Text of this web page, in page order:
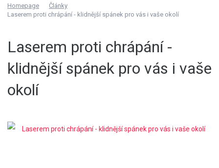
Homepage
Články
Laserem proti chrápání - klidnější spánek pro vás i vaše okolí
Laserem proti chrápání -
klidnější spánek pro vás i vaše
okolí